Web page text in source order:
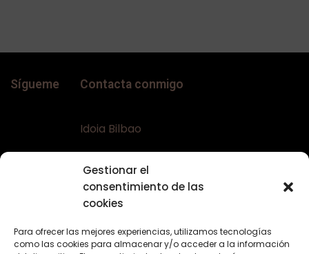
Gestionar el
consentimiento de las
cookies
Para ofrecer las mejores experiencias, utilizamos tecnologías
como las cookies para almacenar y/o acceder a la información
Sígueme Contacta conmigo
Idoia Bilbao
Teléfono:+34 617644453
Email:bellaconalopecia@gmail.com
Web:
Textos Legales